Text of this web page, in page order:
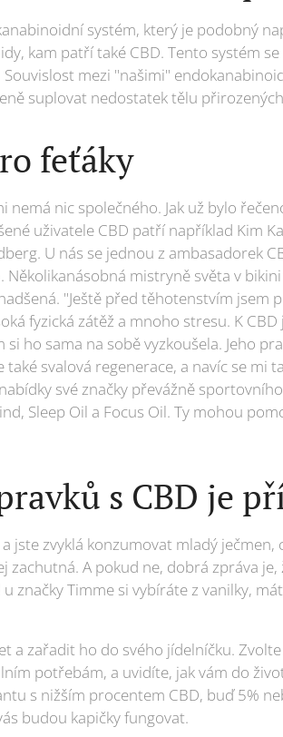
systém, který je podobný
kam patří také CBD. Tento systém
mezi "našimi"
suplovat nedostatek tělu
feťáky
nic společného. Jak už bylo
uživatele CBD patří například Kim
U nás se jednou z ambasadorek
mistryně světa v
"Ještě před těhotenstvím jsem
fyzická zátěž a mnoho stresu. K
ho sama na sobě vyzkoušela. Jeho
svalová regenerace, a navíc se mi
své značky převážně
Sleep Oil a Focus Oil. Ty mohou
s CBD je
jste zvyklá konzumovat mladý ječmen,
A pokud ne, dobrá zpráva je,
značky Timme si vybíráte z vanilky,
a zařadit ho do svého jídelníčku.
potřebám, a uvidíte, jak vám do
s nižším procentem CBD, buď 5%
budou kapičky fungovat.